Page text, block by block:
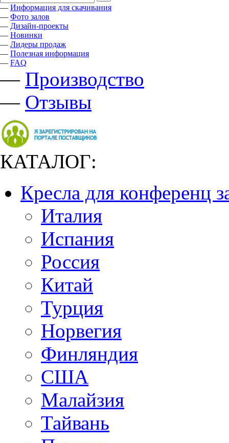
— Информация для скачивания
— Фото залов
— Дизайн-проекты
— Новинки
— Лидеры продаж
— Полезная информация
— FAQ
— Производство
— Отзывы
КАТАЛОГ:
Кресла для конференц
Италия
Испания
Россия
Китай
Турция
Норвегия
Финляндия
США
Малайзия
Тайвань